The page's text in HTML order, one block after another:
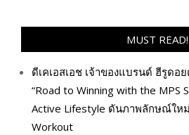
MUST READ!
ดีเคเอสเอช เจ้าของแบรนด์ ฮีรูดอ
“Road to Winning with the MPS
Active Lifestyle ดันภาพลักษณ์ให
Workout